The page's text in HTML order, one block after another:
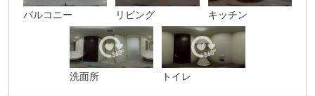
バルコニー リビング キッチン
洗面所 トイレ